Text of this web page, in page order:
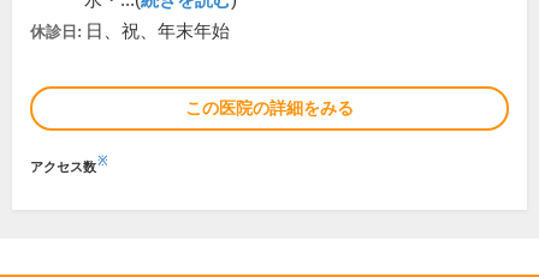
休診日: 日、祝、年末年始
この医院の詳細をみる
アクセス数※